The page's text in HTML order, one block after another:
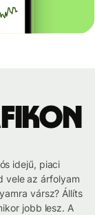
idejű, piaci
vele az árfolyam
vársz? Állíts
jobb lesz. A